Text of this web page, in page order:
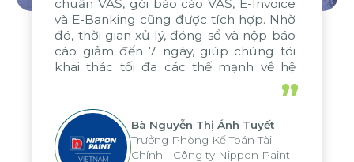
chuẩn VAS, gói báo cáo VAS, E-Invoice
và E-Banking cũng được tích hợp. Nhờ
đó, thời gian xử lý, đóng sổ và nộp báo
cáo giảm đến 7 ngày, giúp chúng tôi
khai thác tối đa các thế mạnh về hệ
thống báo cáo phân tích của tập đoàn,
áp dụng cho nhiều hoạt động tại các
đơn vị
”
Bà Nguyễn Thị Ánh Tuyết
Trưởng Phòng Kế Toán Tài
Chính - Công ty Nippon Paint